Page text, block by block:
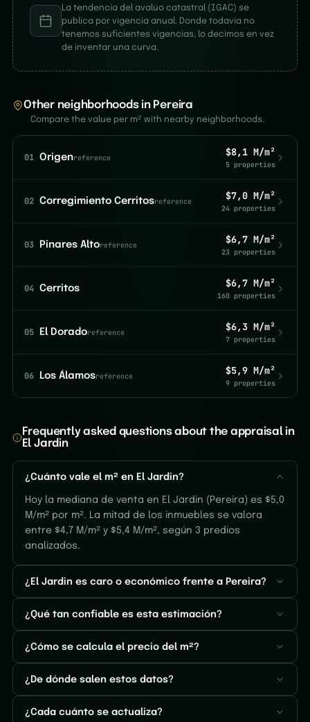
La tendencia del avalúo catastral (IGAC) se
publica por vigencia anual. Donde todavía no
tenemos suficientes vigencias, lo decimos en vez
de inventar una curva.
Other neighborhoods in Pereira
Compare the value per m² with nearby neighborhoods.
01 Origenreference $8,1 M/m²
5 properties
02 Corregimiento Cerritosreference $7,0 M/m²
24 properties
03 Pinares Altoreference $6,7 M/m²
23 properties
04 Cerritos $6,7 M/m²
160 properties
05 El Doradoreference $6,3 M/m²
7 properties
06 Los Álamosreference $5,9 M/m²
9 properties
Frequently asked questions about the appraisal in
El Jardin
¿Cuánto vale el m² en El Jardin?
Hoy la mediana de venta en El Jardin (Pereira) es $5,0
M/m² por m². La mitad de los inmuebles se valora
entre $4,7 M/m² y $5,4 M/m², según 3 predios
analizados.
¿El Jardin es caro o económico frente a Pereira?
¿Qué tan confiable es esta estimación?
¿Cómo se calcula el precio del m²?
¿De dónde salen estos datos?
¿Cada cuánto se actualiza?